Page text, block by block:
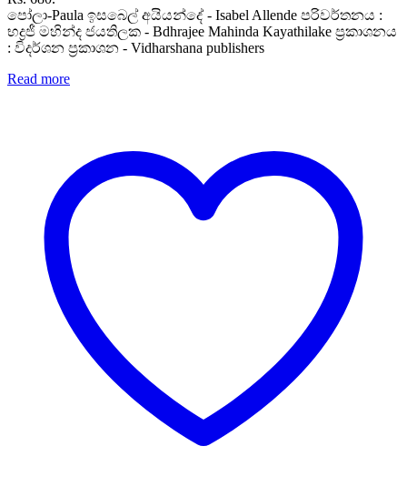
පෝලා-Paula ඉසබෙල් අයියන්දේ - Isabel Allende පරිවර්තනය :
භද්‍රජී මහින්ද ජයතිලක - Bdhrajee Mahinda Kayathilake ප්‍රකාශනය
: විදර්ශන ප්‍රකාශන - Vidharshana publishers
Read more